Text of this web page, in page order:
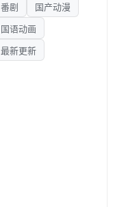
番剧
国产动漫
国语动画
最新更新